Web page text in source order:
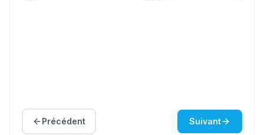
Précédent Suivant